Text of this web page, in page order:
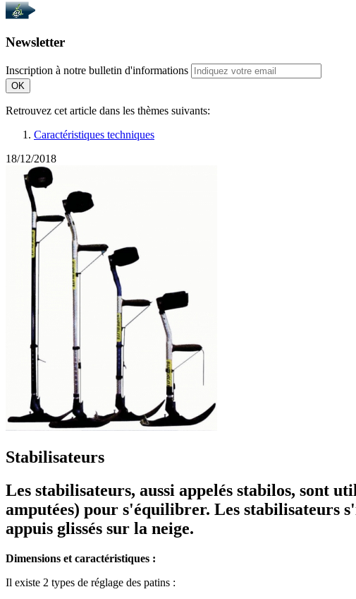
Newsletter
Inscription à notre bulletin d'informations
OK
Retrouvez cet article dans les thèmes suivants:
Caractéristiques techniques
18/12/2018
Stabilisateurs
Les stabilisateurs, aussi appelés stabilos, sont
amputées) pour s'équilibrer. Les stabilisateurs
appuis glissés sur la neige.
Dimensions et caractéristiques :
Il existe 2 types de réglage des patins :